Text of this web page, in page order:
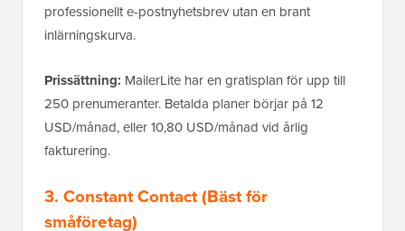
professionellt e-postnyhetsbrev utan en brant
inlärningskurva.
Prissättning: MailerLite har en gratisplan för upp till
250 prenumeranter. Betalda planer börjar på 12
USD/månad, eller 10,80 USD/månad vid årlig
fakturering.
3. Constant Contact(Bäst för
småföretag)